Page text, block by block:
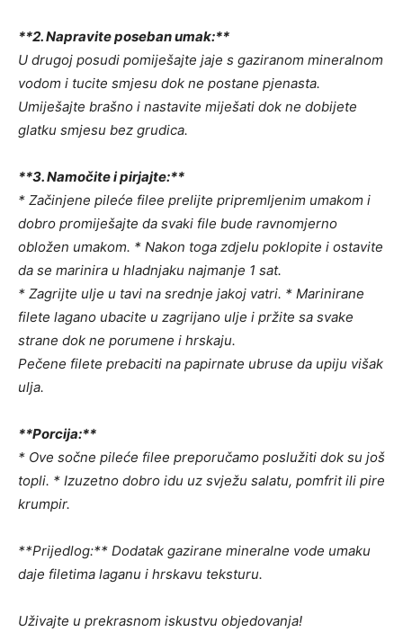
**2. Napravite poseban umak:**
U drugoj posudi pomiješajte jaje s gaziranom mineralnom
vodom i tucite smjesu dok ne postane pjenasta.
Umiješajte brašno i nastavite miješati dok ne dobijete
glatku smjesu bez grudica.
**3. Namočite i pirjajte:**
* Začinjene pileće filee prelijte pripremljenim umakom i
dobro promiješajte da svaki file bude ravnomjerno
obložen umakom. * Nakon toga zdjelu poklopite i ostavite
da se marinira u hladnjaku najmanje 1 sat.
* Zagrijte ulje u tavi na srednje jakoj vatri. * Marinirane
filete lagano ubacite u zagrijano ulje i pržite sa svake
strane dok ne porumene i hrskaju.
Pečene filete prebaciti na papirnate ubruse da upiju višak
ulja.
**Porcija:**
* Ove sočne pileće filee preporučamo poslužiti dok su još
topli. * Izuzetno dobro idu uz svježu salatu, pomfrit ili pire
krumpir.
**Prijedlog:** Dodatak gazirane mineralne vode umaku
daje filetima laganu i hrskavu teksturu.
Uživajte u prekrasnom iskustvu objedovanja!